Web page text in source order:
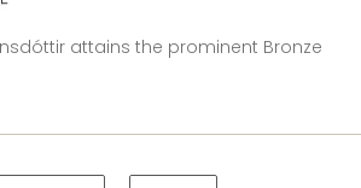
attains the prominent Bronze